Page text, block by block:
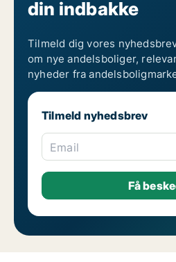
din indbakke
Tilmeld dig vores
om nye andelsboliger,
nyheder fra
Tilmeld nyhedsbrev
Email